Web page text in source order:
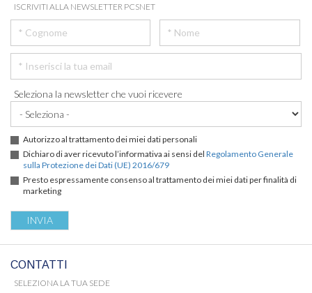
ISCRIVITI ALLA NEWSLETTER PCSNET
Seleziona la newsletter che vuoi ricevere
Autorizzo al trattamento dei miei dati personali
Dichiaro di aver ricevuto l’informativa ai sensi del Regolamento Generale
sulla Protezione dei Dati (UE) 2016/679
Presto espressamente consenso al trattamento dei miei dati per finalità di
marketing
CONTATTI
SELEZIONA LA TUA SEDE